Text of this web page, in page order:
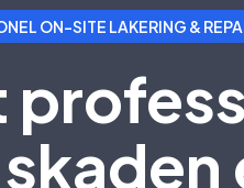
ON-SITE LAKERING &